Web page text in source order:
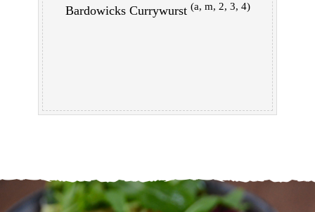
Bardowicks Currywurst (a, m, 2, 3, 4)